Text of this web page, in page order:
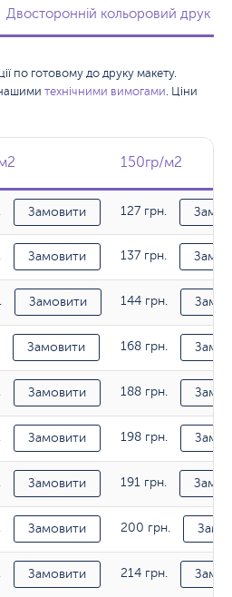
Двосторонній кольоровий друк
по готовому до друку макету.
технічними вимогами . Ціни
150гр/м2
150гр/м2
Замовити 127 грн.
Замовити 137 грн.
Замовити 144 грн.
Замовити 168 грн.
Замовити 188 грн.
Замовити 198 грн.
Замовити 191 грн.
Замовити 200 грн.
Замовити 214 грн.